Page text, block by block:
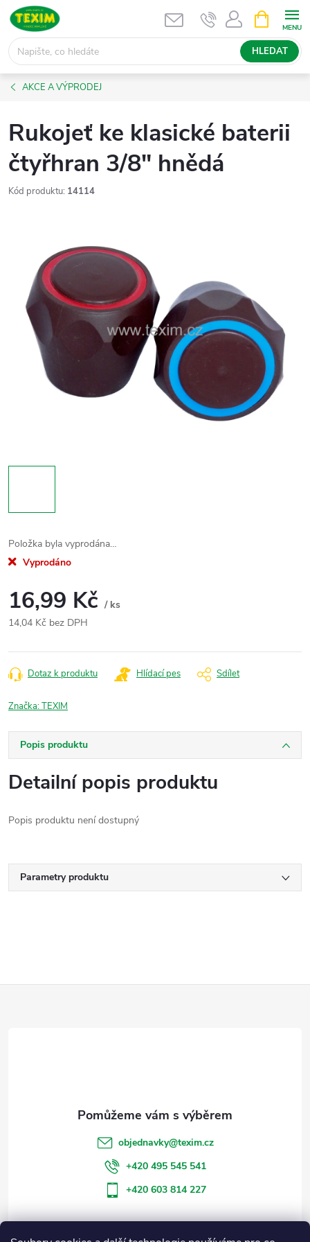
Přejít
obsah
HLEDAT
NÁKUPNÍ
KOŠÍK
AKCE A VÝPRODEJ
Rukojeť ke klasické baterii
čtyřhran 3/8" hnědá
Kód produktu: 14114
Položka byla vyprodána…
Vyprodáno
16,99 Kč / ks
14,04 Kč bez DPH
cena:
Dotaz k produktu Hlídací pes Sdílet
Značka:TEXIM
Popis produktu
Detailní popis produktu
Popis produktu není dostupný
Parametry produktu
objednavky@texim.cz
+420 495 545 541
+420 603 814 227